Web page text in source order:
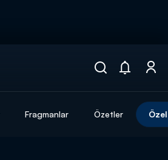
Fragmanlar Özetler